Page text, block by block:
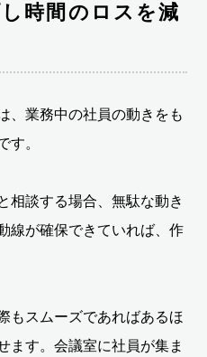
時間のロスを減
、業務中の社員の動きをも
す。
相談する場合、無駄な動き
線が確保できていれば、作
もスムーズであればあるほ
ます。会議室に社員が集ま